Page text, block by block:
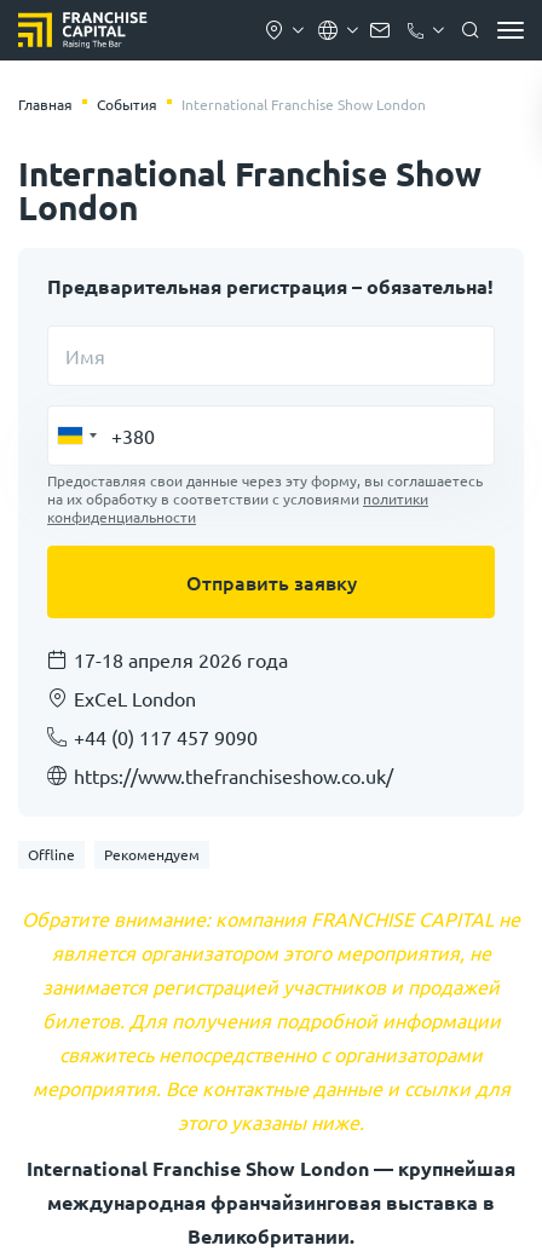
Главная События International Franchise Show London
Offline Рекомендуем
Обратите внимание: компания FRANCHISE CAPITAL не
является организатором этого мероприятия, не
занимается регистрацией участников и продажей
билетов. Для получения подробной информации
свяжитесь непосредственно с организаторами
мероприятия. Все контактные данные и ссылки для
этого указаны ниже.
International Franchise Show London — крупнейшая
международная франчайзинговая выставка в
Великобритании.
Предварительная регистрация – обязательна!
Имя
Предоставляя свои данные через эту форму, вы соглашаетесь
на их обработку в соответствии с условиями политики
конфиденциальности
17-18 апреля 2026 года
ExCeL London
+44 (0) 117 457 9090
https://www.thefranchiseshow.co.uk/
International Franchise Show
London